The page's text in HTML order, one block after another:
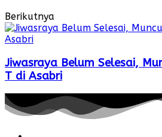
Berikutnya
Jiwasraya Belum Selesai,
T di Asabri